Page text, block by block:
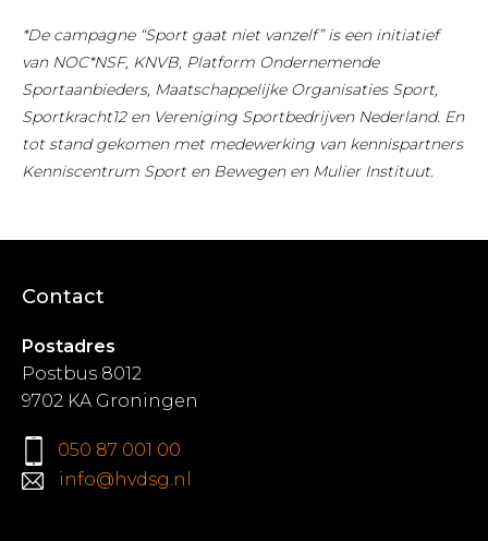
*De campagne “Sport gaat niet vanzelf” is een initiatief
van NOC*NSF, KNVB, Platform Ondernemende
Sportaanbieders, Maatschappelijke Organisaties Sport,
Sportkracht12 en Vereniging Sportbedrijven Nederland. En
tot stand gekomen met medewerking van kennispartners
Kenniscentrum Sport en Bewegen en Mulier Instituut.
Contact
Postadres
Postbus 8012
9702 KA Groningen
050 87 001 00
info@hvdsg.nl